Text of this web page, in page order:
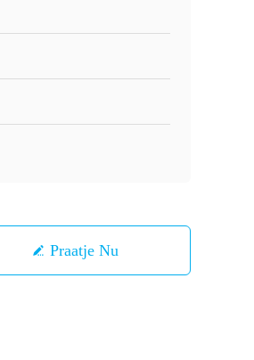
Praatje Nu